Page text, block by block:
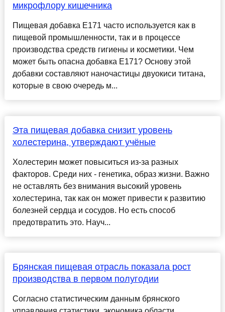
микрофлору кишечника
Пищевая добавка E171 часто используется как в
пищевой промышленности, так и в процессе
производства средств гигиены и косметики. Чем
может быть опасна добавка E171? Основу этой
добавки составляют наночастицы двуокиси титана,
которые в свою очередь м...
Эта пищевая добавка снизит уровень
холестерина, утверждают учёные
Холестерин может повыситься из-за разных
факторов. Среди них - генетика, образ жизни. Важно
не оставлять без внимания высокий уровень
холестерина, так как он может привести к развитию
болезней сердца и сосудов. Но есть способ
предотвратить это. Науч...
Брянская пищевая отрасль показала рост
производства в первом полугодии
Согласно статистическим данным брянского